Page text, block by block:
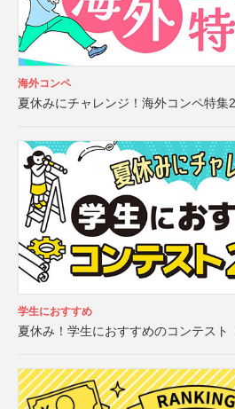
海外コンペ
夏休みにチャレンジ！海外コンペ特集
学生におすすめ
夏休み！学生におすすめのコンテスト